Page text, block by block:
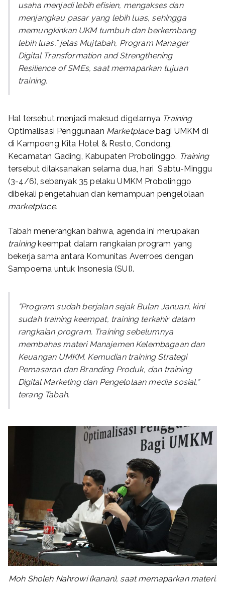
usaha menjadi lebih efisien, mengakses dan
menjangkau pasar yang lebih luas, sehingga
memungkinkan UKM tumbuh dan berkembang
lebih luas,” jelas Mujtabah, Program Manager
Digital Transformation and Strengthening
Resilience of SMEs, saat memaparkan tujuan
training.
Hal tersebut menjadi maksud digelarnya Training
Optimalisasi Penggunaan Marketplace bagi UMKM di
di Kampoeng Kita Hotel & Resto, Condong,
Kecamatan Gading, Kabupaten Probolinggo. Training
tersebut dilaksanakan selama dua, hari Sabtu-Minggu
(3-4/6), sebanyak 35 pelaku UMKM Probolinggo
dibekali pengetahuan dan kemampuan pengelolaan
marketplace.
Tabah menerangkan bahwa, agenda ini merupakan
training keempat dalam rangkaian program yang
bekerja sama antara Komunitas Averroes dengan
Sampoerna untuk Insonesia (SUI).
“Program sudah berjalan sejak Bulan Januari, kini
sudah training keempat, trainingterkahir dalam
rangkaian program. Trainingsebelumnya
membahas materi Manajemen Kelembagaan dan
Keuangan UMKM. Kemudian training Strategi
Pemasaran dan Branding Produk, dan training
Digital Marketing dan Pengelolaan media sosial,”
terang Tabah.
Moh Sholeh Nahrowi (kanan), saat memaparkan materi.